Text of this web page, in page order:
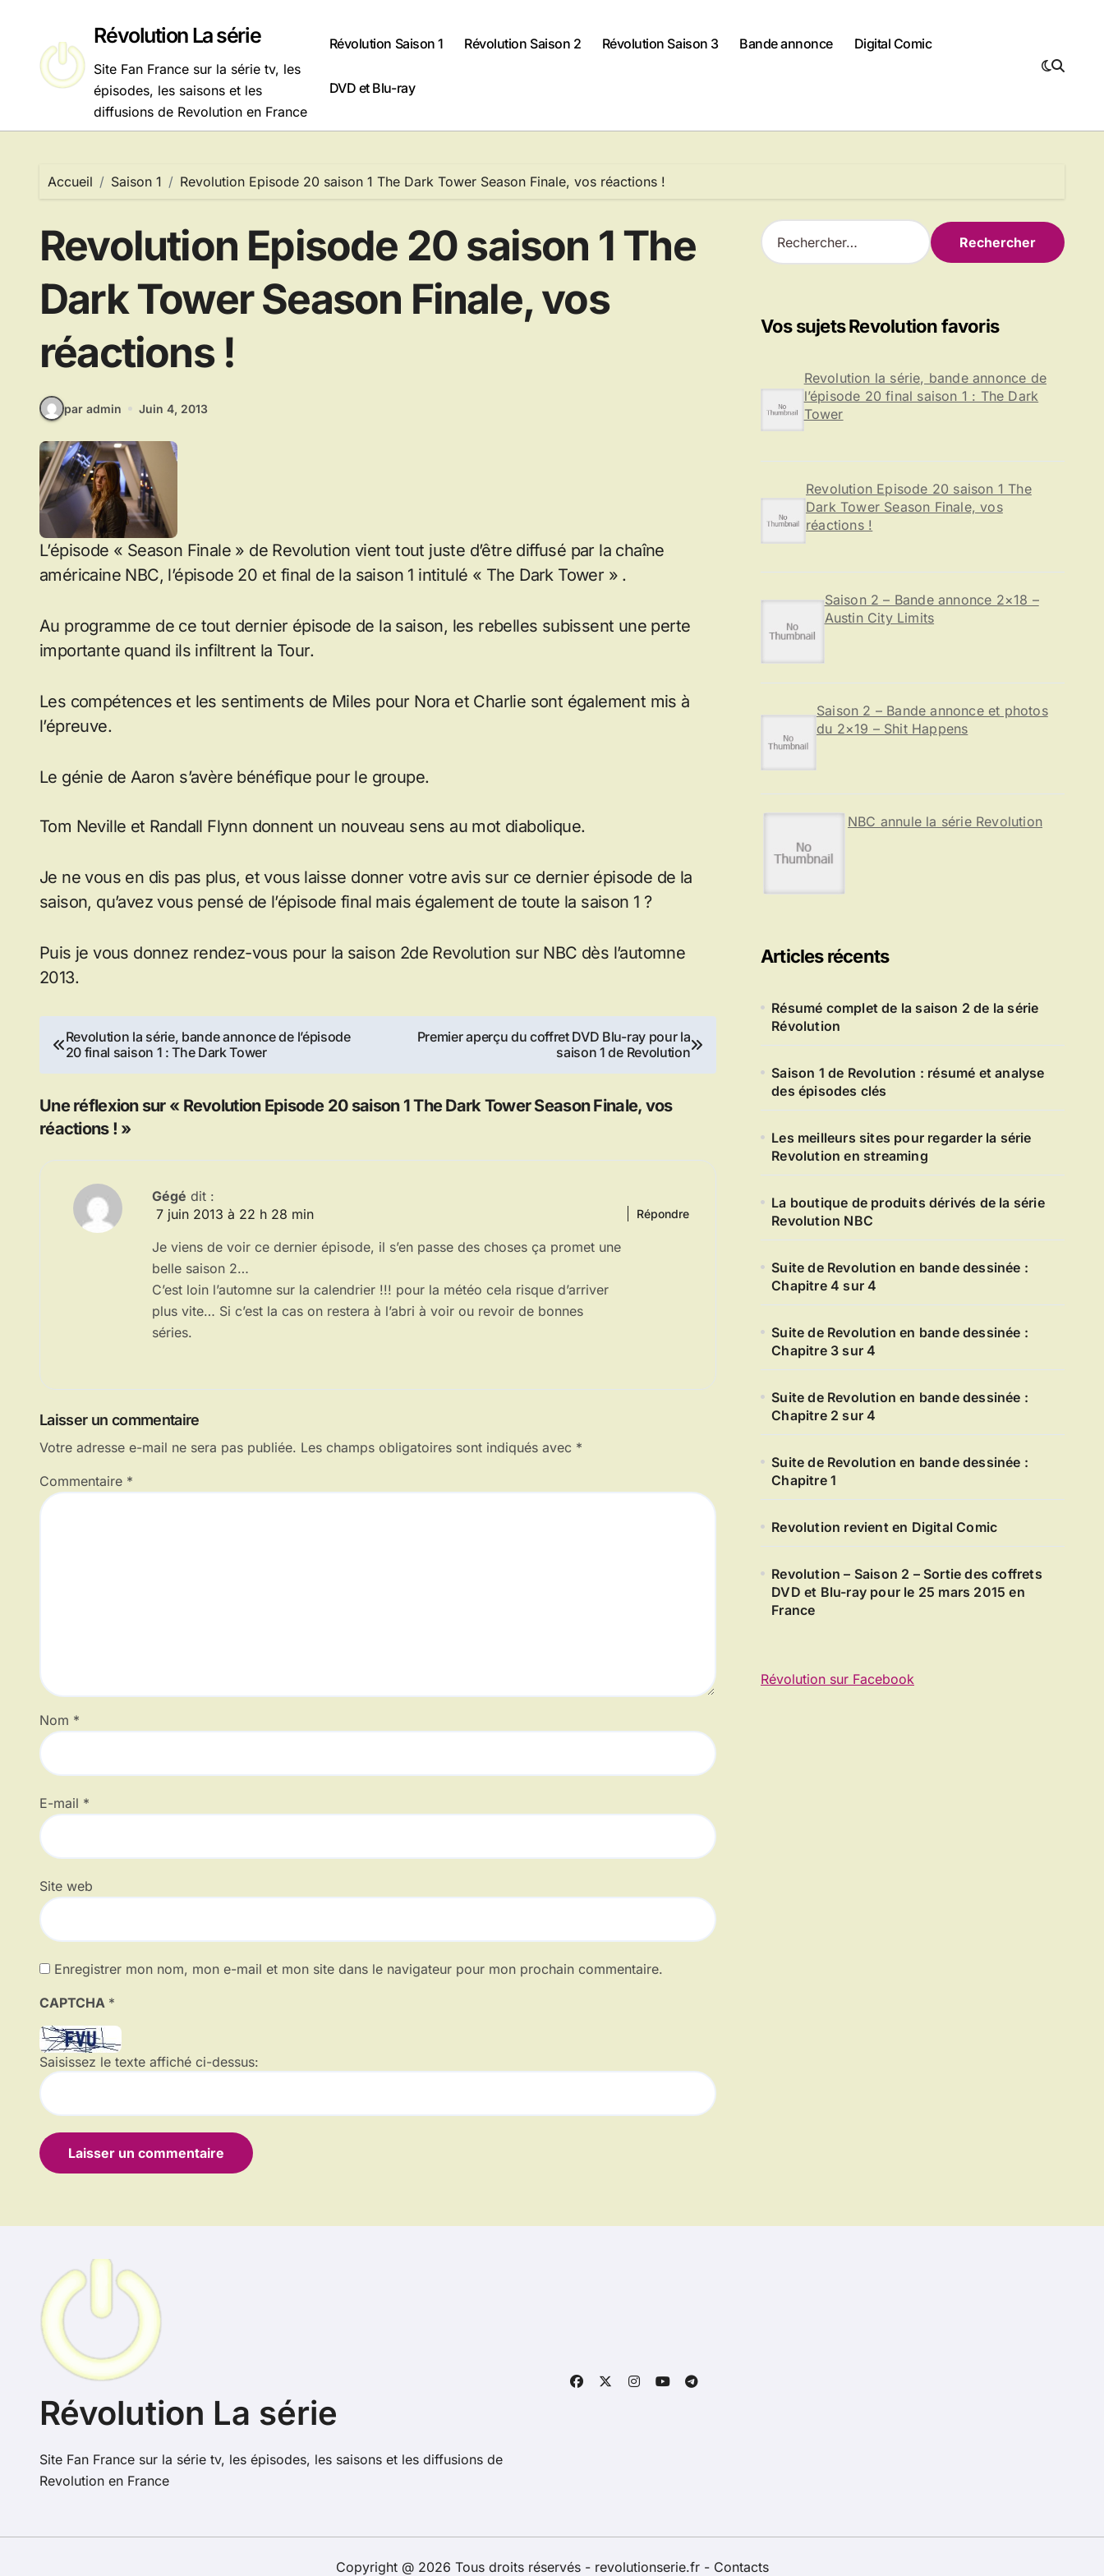
contenu
Révolution La série
Site Fan France sur la série tv, les
épisodes, les saisons et les
diffusions de Revolution en France
Révolution Saison 1 Révolution Saison 2 Révolution Saison 3 Bande annonce Digital Comic
DVD et Blu-ray
Accueil Saison 1 Revolution Episode 20 saison 1 The Dark Tower Season Finale, vos réactions !
Revolution Episode 20 saison 1 The
Dark Tower Season Finale, vos
réactions !
par admin Juin 4, 2013
L’épisode « Season Finale » de Revolution vient tout juste d’être diffusé par la chaîne
américaine NBC, l’épisode 20 et final de la saison 1 intitulé « The Dark Tower » .
Au programme de ce tout dernier épisode de la saison, les rebelles subissent une perte
importante quand ils infiltrent la Tour.
Les compétences et les sentiments de Miles pour Nora et Charlie sont également mis à
l’épreuve.
Le génie de Aaron s’avère bénéfique pour le groupe.
Tom Neville et Randall Flynn donnent un nouveau sens au mot diabolique.
Je ne vous en dis pas plus, et vous laisse donner votre avis sur ce dernier épisode de la
saison, qu’avez vous pensé de l’épisode final mais également de toute la saison 1 ?
Puis je vous donnez rendez-vous pour la saison 2de Revolution sur NBC dès l’automne
2013.
Navigation
de
l’article
Revolution la série, bande annonce de l’épisode
20 final saison 1 : The Dark Tower
Premier aperçu du coffret DVD Blu-ray pour la
saison 1 de Revolution
Une réflexion sur « Revolution Episode 20 saison 1 The Dark Tower Season Finale, vos
réactions ! »
Gégé dit :
7 juin 2013 à 22 h 28 min
Je viens de voir ce dernier épisode, il s’en passe des choses ça promet une
belle saison 2…
C’est loin l’automne sur la calendrier !!! pour la météo cela risque d’arriver
plus vite… Si c’est la cas on restera à l’abri à voir ou revoir de bonnes
séries.
Répondre
Laisser un commentaire
Votre adresse e-mail ne sera pas publiée. Les champs obligatoires sont indiqués avec *
Commentaire *
Nom *
E-mail *
Site web
Enregistrer mon nom, mon e-mail et mon site dans le navigateur pour mon prochain commentaire.
CAPTCHA *
Saisissez le texte affiché ci-dessus:
R
e
r
c
r
Vos sujets Revolution favoris
Revolution la série, bande annonce de
l’épisode 20 final saison 1 : The Dark
Tower
Revolution Episode 20 saison 1 The
Dark Tower Season Finale, vos
réactions !
Saison 2 – Bande annonce 2×18 –
Austin City Limits
Saison 2 – Bande annonce et photos
du 2×19 – Shit Happens
NBC annule la série Revolution
Articles récents
Résumé complet de la saison 2 de la série
Révolution
Saison 1 de Revolution : résumé et analyse
des épisodes clés
Les meilleurs sites pour regarder la série
Revolution en streaming
La boutique de produits dérivés de la série
Revolution NBC
Suite de Revolution en bande dessinée :
Chapitre 4 sur 4
Suite de Revolution en bande dessinée :
Chapitre 3 sur 4
Suite de Revolution en bande dessinée :
Chapitre 2 sur 4
Suite de Revolution en bande dessinée :
Chapitre 1
Revolution revient en Digital Comic
Revolution – Saison 2 – Sortie des coffrets
DVD et Blu-ray pour le 25 mars 2015 en
France
Révolution sur Facebook
Révolution La série
Site Fan France sur la série tv, les épisodes, les saisons et les diffusions de
Revolution en France
Copyright @ 2026 Tous droits réservés - revolutionserie.fr - Contacts